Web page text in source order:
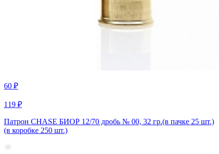
60 ₽
119 ₽
Патрон CHASE БИОР 12/70 дробь № 00, 32 гр.(в пачке 25 шт.)
(в коробке 250 шт.)